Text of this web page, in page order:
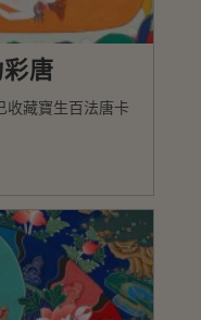
唐
收藏寶生百法唐卡